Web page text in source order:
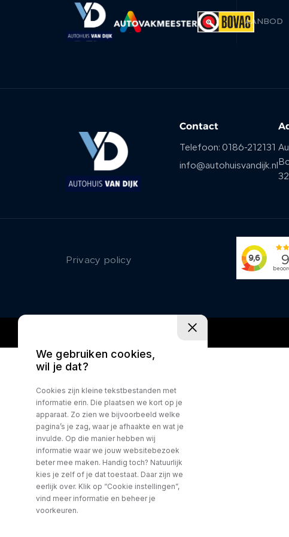
AANBOD
Contact
Telefoon: 0186-212131
info@autohuisvandijk.nl
Privacy policy
We gebruiken cookies,
wil je dat?
Cookies zijn kleine tekstbestanden met
informatie erin. Die plaatsen we kort op je
apparaat. Zo zien we bijvoorbeeld welke
pagina’s je zag, waar je afhaakte en wat je
invulde. Op die manier hebben wij
informatie waar we jouw websitebezoek
beter mee maken. Handig toch? Natuurlijk
kies je zelf of je dat toestaat. Daar zijn we
eerlijk over. Klik op “Cookie instellingen”,
vind meer informatie en beheer je
voorkeuren.